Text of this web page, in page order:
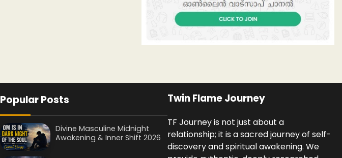
Popular Posts
Divine Masculine Midnight
Awakening & Inner Shift 2026
Twin Flame Journey
TF Journey is not just about a
relationship; it is a sacred journey of self-
discovery and spiritual awakening. We